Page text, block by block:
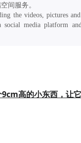
间服务。
the videos, pictures
media platform
高的小东西，让